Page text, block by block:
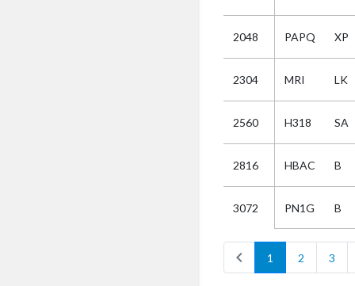
2048 PAPQ XP
2304 MRI LK
2560 H318 SA
2816 HBAC B
3072 PN1G B
chevron_left 1 2 3